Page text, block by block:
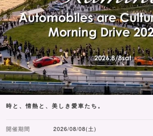
時と、情熱と、美しき愛車たち。
開催期間 2026/08/08(土)